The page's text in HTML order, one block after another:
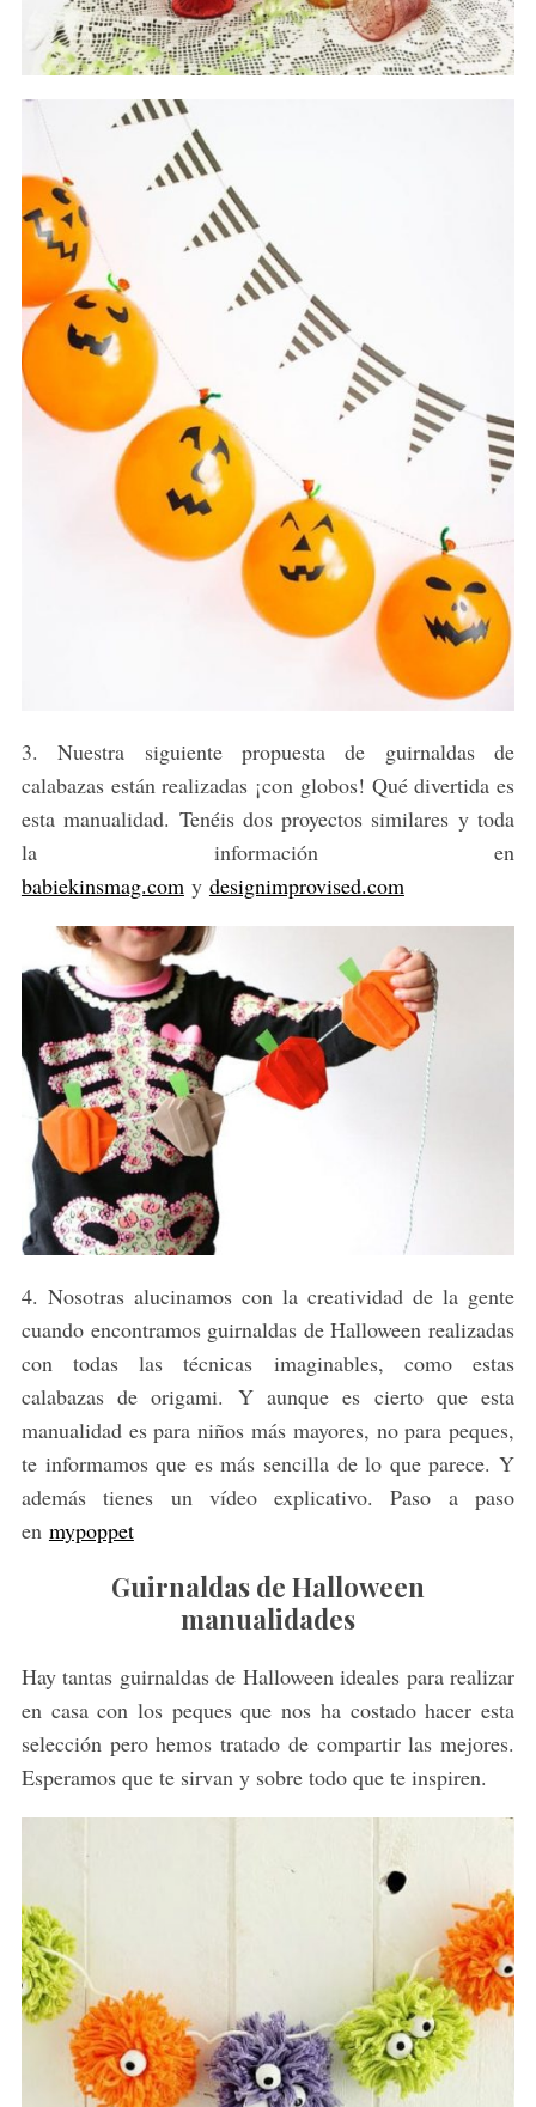
3. Nuestra siguiente propuesta de guirnaldas de
calabazas están realizadas ¡con globos! Qué divertida es
esta manualidad. Tenéis dos proyectos similares y toda
la información en
babiekinsmag.comy designimprovised.com
4. Nosotras alucinamos con la creatividad de la gente
cuando encontramos guirnaldas de Halloween realizadas
con todas las técnicas imaginables, como estas
calabazas de origami. Y aunque es cierto que esta
manualidad es para niños más mayores, no para peques,
te informamos que es más sencilla de lo que parece. Y
además tienes un vídeo explicativo. Paso a paso
en mypoppet
Guirnaldas de Halloween
manualidades
Hay tantas guirnaldas de Halloween ideales para realizar
en casa con los peques que nos ha costado hacer esta
selección pero hemos tratado de compartir las mejores.
Esperamos que te sirvan y sobre todo que te inspiren.